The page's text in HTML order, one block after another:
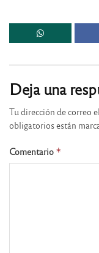
Deja una
Tu dirección de correo
obligatorios están
Comentario *